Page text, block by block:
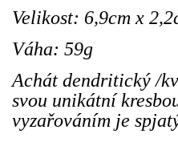
Velikost: 6,9cm x
Váha: 59g
Achát dendritický /
svou unikátní
vyzařováním je